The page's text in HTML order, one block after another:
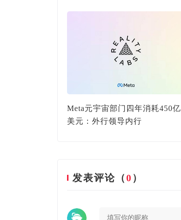
Meta元宇宙部门四年消耗450亿
美元：外行领导内行
发表评论（0 ）